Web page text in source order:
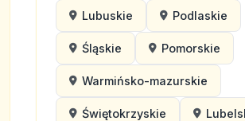
Lubuskie Podlaskie
Śląskie Pomorskie
Warmińsko-mazurskie
Świętokrzyskie